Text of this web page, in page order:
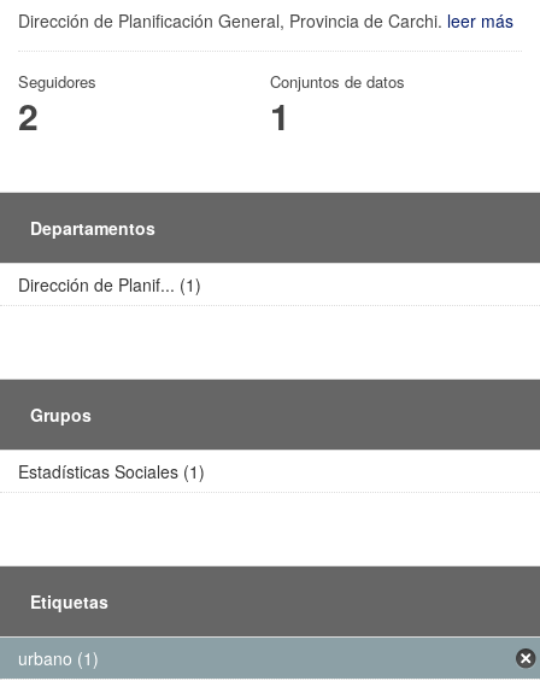
Dirección de Planificación General, Provincia de Carchi. leer más
Seguidores
2
Conjuntos de datos
1
Departamentos
Dirección de Planif... (1)
Grupos
Estadísticas Sociales (1)
Etiquetas
urbano (1)